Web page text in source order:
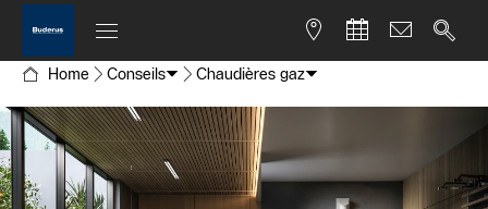
Home Conseils Chaudières gaz